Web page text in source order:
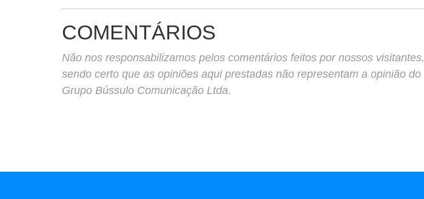
COMENTÁRIOS
Não nos responsabilizamos pelos comentários feitos por nossos visitantes,
sendo certo que as opiniões aqui prestadas não representam a opinião do
Grupo Bússulo Comunicação Ltda.